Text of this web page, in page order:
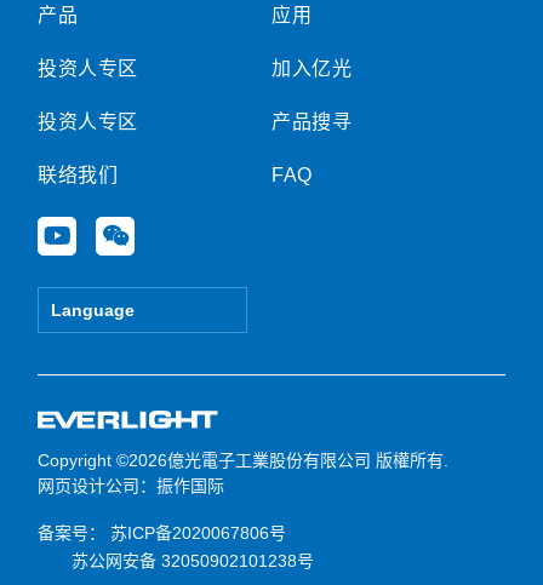
产品
投资人专区
投资人专区
联络我们
Y
o
u
e
W
e
i
Language
应用
加入亿光
产品搜寻
FAQ
Copyright ©2026億光電子工業股份有限公司 版權所有.
网页设计公司 ：振作国际
备案号：
苏ICP备2020067806号
苏公网安备 32050902101238号